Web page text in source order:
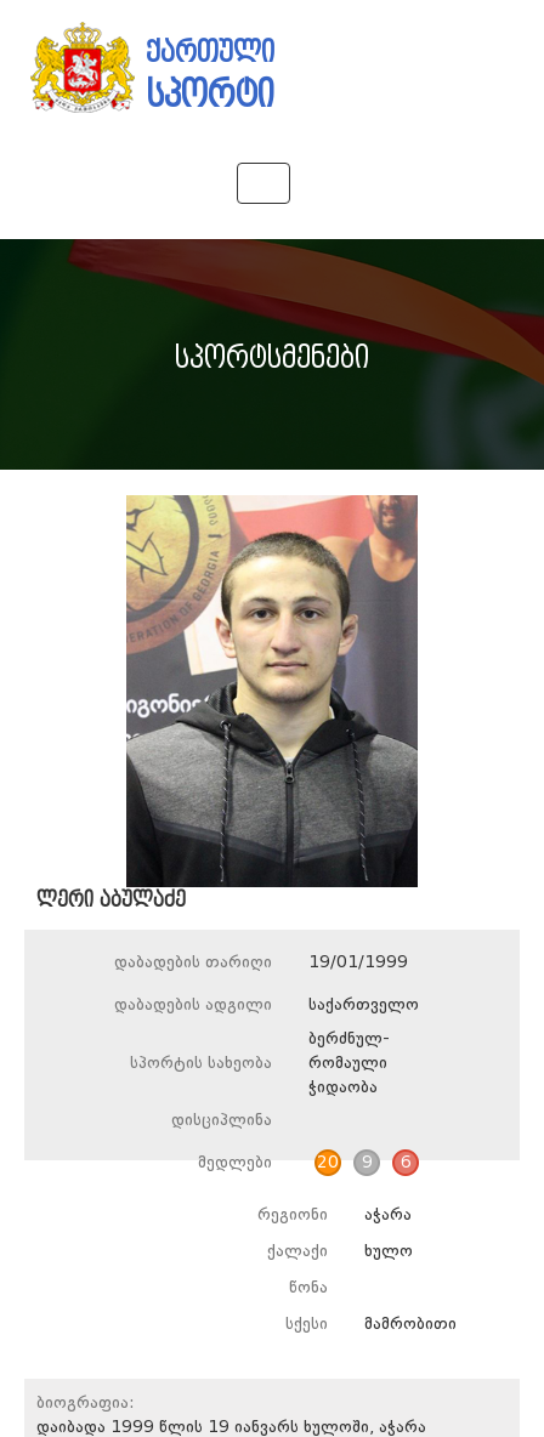
ქართული
სპორტი
navigation
სპორტსმენები
ლერი აბულაძე
დაბადების თარიღი 19/01/1999
დაბადების ადგილი საქართველო
სპორტის სახეობა
ბერძნულ-
რომაული
ჭიდაობა
დისციპლინა
მედლები 20 9 6
რეგიონი აჭარა
ქალაქი ხულო
წონა
სქესი მამრობითი
ბიოგრაფია:
დაიბადა 1999 წლის 19 იანვარს ხულოში, აჭარა